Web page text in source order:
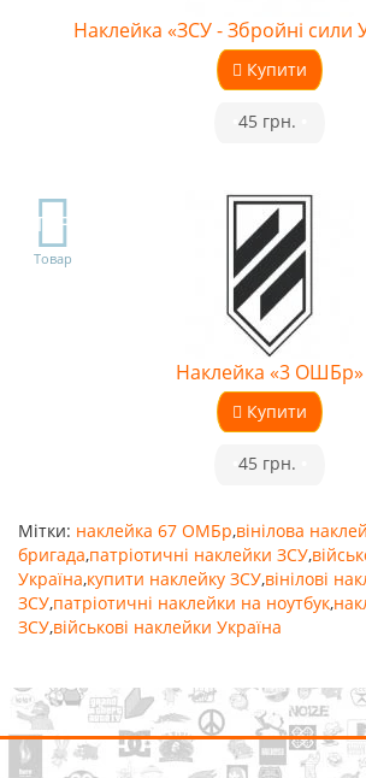
Наклейка «ЗСУ - Збройні сили
Купити
45 грн.
TOP
Товар
Наклейка «3 ОШБр»
Купити
45 грн.
Мітки: наклейка 67 ОМБр,вінілова
бригада,патріотичні наклейки ЗСУ,
Україна,купити наклейку ЗСУ,вінілові
ЗСУ,патріотичні наклейки на ноутбук,
ЗСУ,військові наклейки Україна